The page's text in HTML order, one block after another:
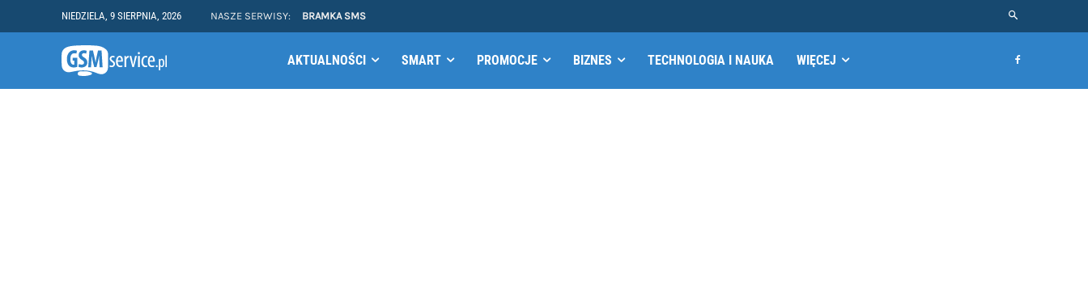
NIEDZIELA, 9 SIERPNIA, 2026 NASZE SERWISY: BRAMKA SMS
AKTUALNOŚCI SMART PROMOCJE BIZNES TECHNOLOGIA I NAUKA WIĘCEJ